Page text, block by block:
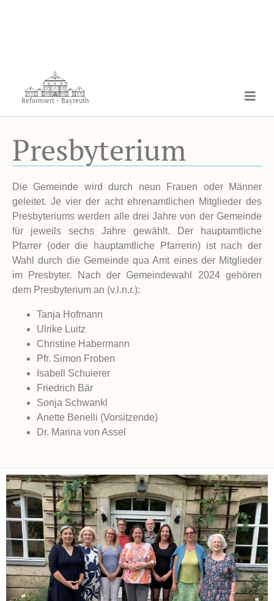
Reformiert - Bayreuth
Presbyterium
Die Gemeinde wird durch neun Frauen oder Männer
geleitet. Je vier der acht ehrenamtlichen Mitglieder des
Presbyteriums werden alle drei Jahre von der Gemeinde
für jeweils sechs Jahre gewählt. Der hauptamtliche
Pfarrer (oder die hauptamtliche Pfarrerin) ist nach der
Wahl durch die Gemeinde qua Amt eines der Mitglieder
im Presbyter. Nach der Gemeindewahl 2024 gehören
dem Presbyterium an (v.l.n.r.):
Tanja Hofmann
Ulrike Luitz
Christine Habermann
Pfr. Simon Froben
Isabell Schuierer
Friedrich Bär
Sonja Schwankl
Anette Benelli (Vorsitzende)
Dr. Marina von Assel